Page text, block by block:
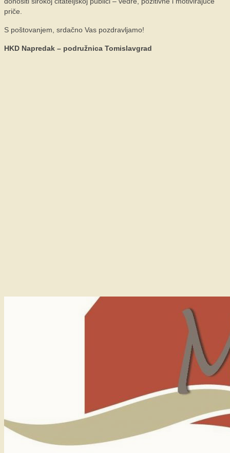
priče.
S poštovanjem, srdačno Vas pozdravljamo!
HKD Napredak – podružnica Tomislavgrad